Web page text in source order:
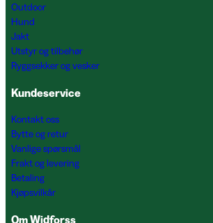
Outdoor
Hund
Jakt
Utstyr og tilbehør
Ryggsekker og vesker
Kundeservice
Kontakt oss
Bytte og retur
Vanlige spørsmål
Frakt og levering
Betaling
Kjøpsvilkår
Om Widforss